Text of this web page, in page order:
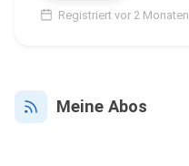
Registriert vor 2 Monaten
Meine Abos